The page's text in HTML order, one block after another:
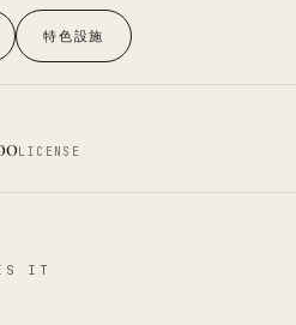
特色設施
LICENSE
IT